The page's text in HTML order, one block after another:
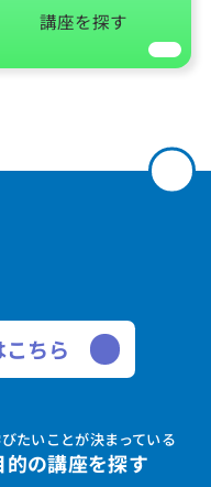
講座を探す
ちら
たいことが決まっている
的の講座を探す